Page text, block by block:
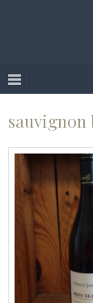
sauvignon